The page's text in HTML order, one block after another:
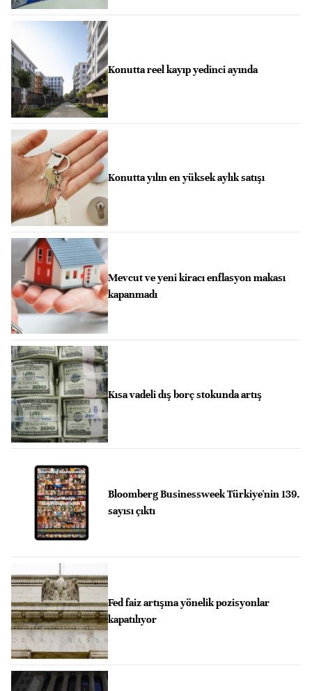
Konutta reel kayıp yedinci ayında
Konutta yılın en yüksek aylık satışı
Mevcut ve yeni kiracı enflasyon makası
kapanmadı
Kısa vadeli dış borç stokunda artış
Bloomberg Businessweek Türkiye'nin 139.
sayısı çıktı
Fed faiz artışına yönelik pozisyonlar
kapatılıyor